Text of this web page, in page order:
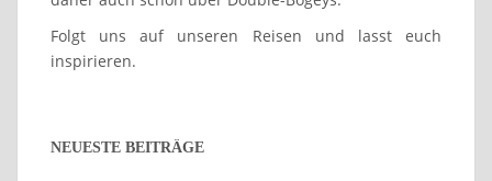
Folgt uns auf unseren Reisen und lasst euch
inspirieren.
NEUESTE BEITRÄGE